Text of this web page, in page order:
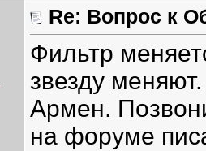
Re: Вопрос к
Фильтр
звезду
Армен.
на форуме